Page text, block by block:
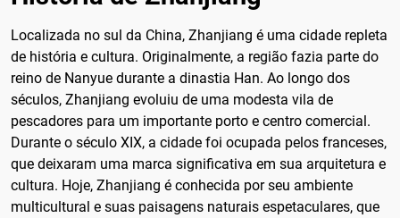
Localizada no sul da China, Zhanjiang é uma cidade repleta
de história e cultura. Originalmente, a região fazia parte do
reino de Nanyue durante a dinastia Han. Ao longo dos
séculos, Zhanjiang evoluiu de uma modesta vila de
pescadores para um importante porto e centro comercial.
Durante o século XIX, a cidade foi ocupada pelos franceses,
que deixaram uma marca significativa em sua arquitetura e
cultura. Hoje, Zhanjiang é conhecida por seu ambiente
multicultural e suas paisagens naturais espetaculares, que